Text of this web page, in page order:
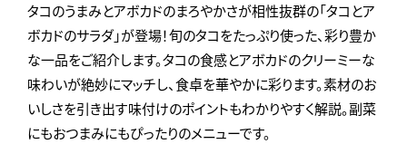
タコのうまみとアボカドのまろやかさが相性抜群の「タコとア
ボカドのサラダ」が登場！旬のタコをたっぷり使った、彩り豊か
な一品をご紹介します。タコの食感とアボカドのクリーミーな
味わいが絶妙にマッチし、食卓を華やかに彩ります。素材のお
いしさを引き出す味付けのポイントもわかりやすく解説。副菜
にもおつまみにもぴったりのメニューです。